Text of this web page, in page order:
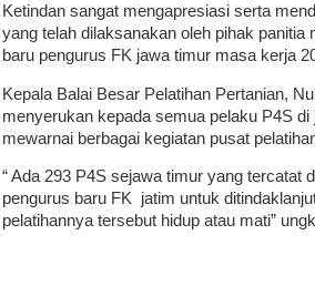
Ketindan sangat mengapresiasi serta
yang telah dilaksanakan oleh pihak panitia
baru pengurus FK jawa timur masa kerja
Kepala Balai Besar Pelatihan Pertanian,
menyerukan kepada semua pelaku P4S
mewarnai berbagai kegiatan pusat
“ Ada 293 P4S sejawa timur yang tercatat
pengurus baru FK jatim untuk
pelatihannya tersebut hidup atau mati”